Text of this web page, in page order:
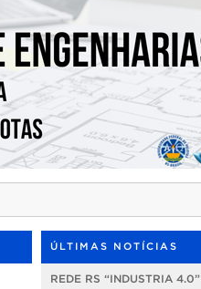
ÚLTIMAS NOTÍCIAS
REDE RS “INDUSTRIA 4.0”